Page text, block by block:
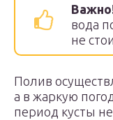
вода
не
Полив
а в жаркую
период кусты